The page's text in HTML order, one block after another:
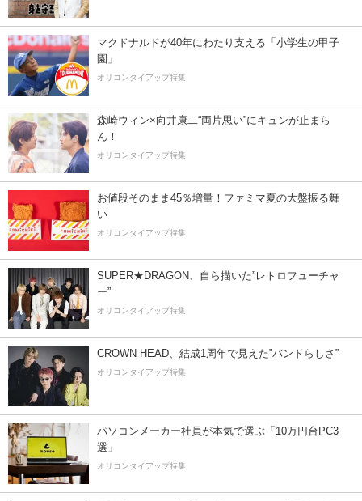
マクドナルドが40年にわたり支える「小学生の甲子
園」
オリコンタイアップ特集
森崎ウィン×向井康二“両片思い”にキュンが止まら
ん！
オリコンタイアップ特集
お値段そのまま45％増量！ファミマ夏の大盤振る舞
い
オリコンタイアップ特集
SUPER★DRAGON、自ら描いた”レトロフューチャ
ー”
オリコンタイアップ特集
CROWN HEAD、結成1周年で見えた”バンドらしさ”
オリコンタイアップ特集
パソコンメーカー社員が本気で選ぶ「10万円台PC3
選」
オリコンタイアップ特集